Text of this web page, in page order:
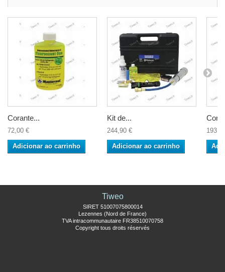
Corante...
72,00 €
Adicionar ao carrinho
Kit de...
244,90 €
Adicionar ao carrinho
Tiweo
SIRET 51007075800014
Lezennes (Nord de France)
TVA intracommunautaire FR38510070758
Copyright tous droits réservés